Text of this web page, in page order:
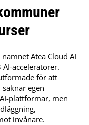
Atea Cloud AI
AI-acceleratorer.
för att
egen
plattformar, men
invånare.